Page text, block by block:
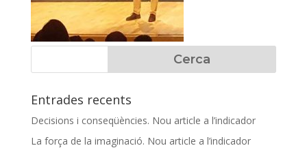
Entrades recents
Decisions i conseqüències. Nou article a l’indicador
La força de la imaginació. Nou article a l’indicador